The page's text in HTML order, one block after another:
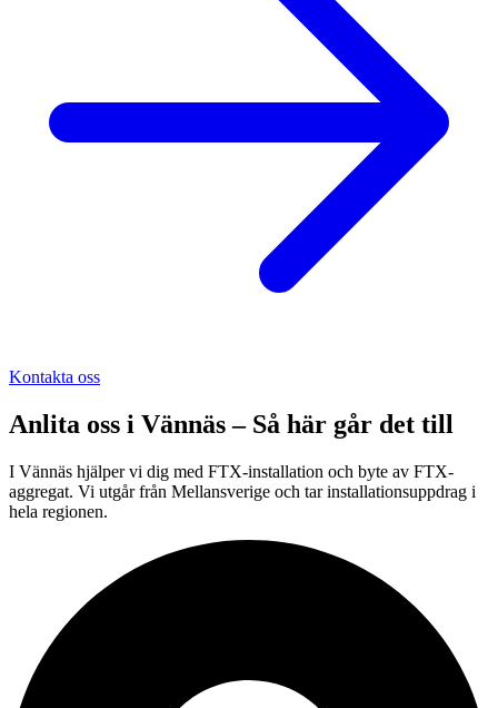
Kontakta oss
Anlita oss i Vännäs– Så här går det till
I Vännäs hjälper vi dig med FTX-installation och byte av FTX-
aggregat. Vi utgår från Mellansverige och tar installationsuppdrag i
hela regionen.